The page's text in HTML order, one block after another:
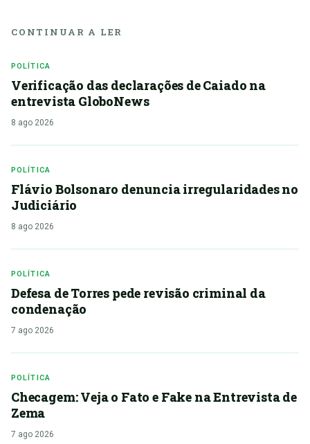
CONTINUAR A LER
POLÍTICA
Verificação das declarações de Caiado na
entrevista GloboNews
8 ago 2026
POLÍTICA
Flávio Bolsonaro denuncia irregularidades no
Judiciário
8 ago 2026
POLÍTICA
Defesa de Torres pede revisão criminal da
condenação
7 ago 2026
POLÍTICA
Checagem: Veja o Fato e Fake na Entrevista de
Zema
7 ago 2026